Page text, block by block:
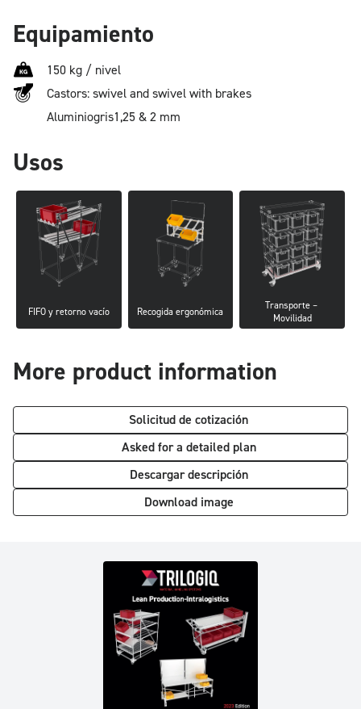
Equipamiento
150 kg / nivel
Castors: swivel and swivel with brakes
Aluminiogris1,25 & 2 mm
Usos
FIFO y retorno vacío Recogida ergonómica
Transporte –
Movilidad
More product information
Solicitud de cotización
Asked for a detailed plan
Descargar descripción
Download image